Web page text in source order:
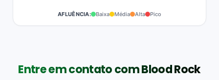
AFLUÊNCIA: Baixa Média Alta Pico
Entre em contato com Blood Rock